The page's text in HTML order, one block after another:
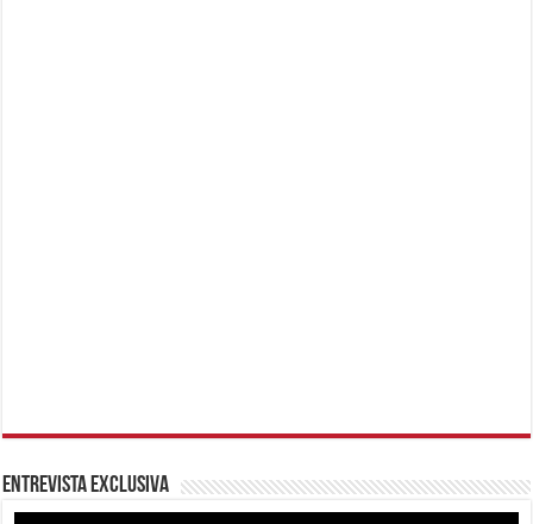
Entrevista Exclusiva